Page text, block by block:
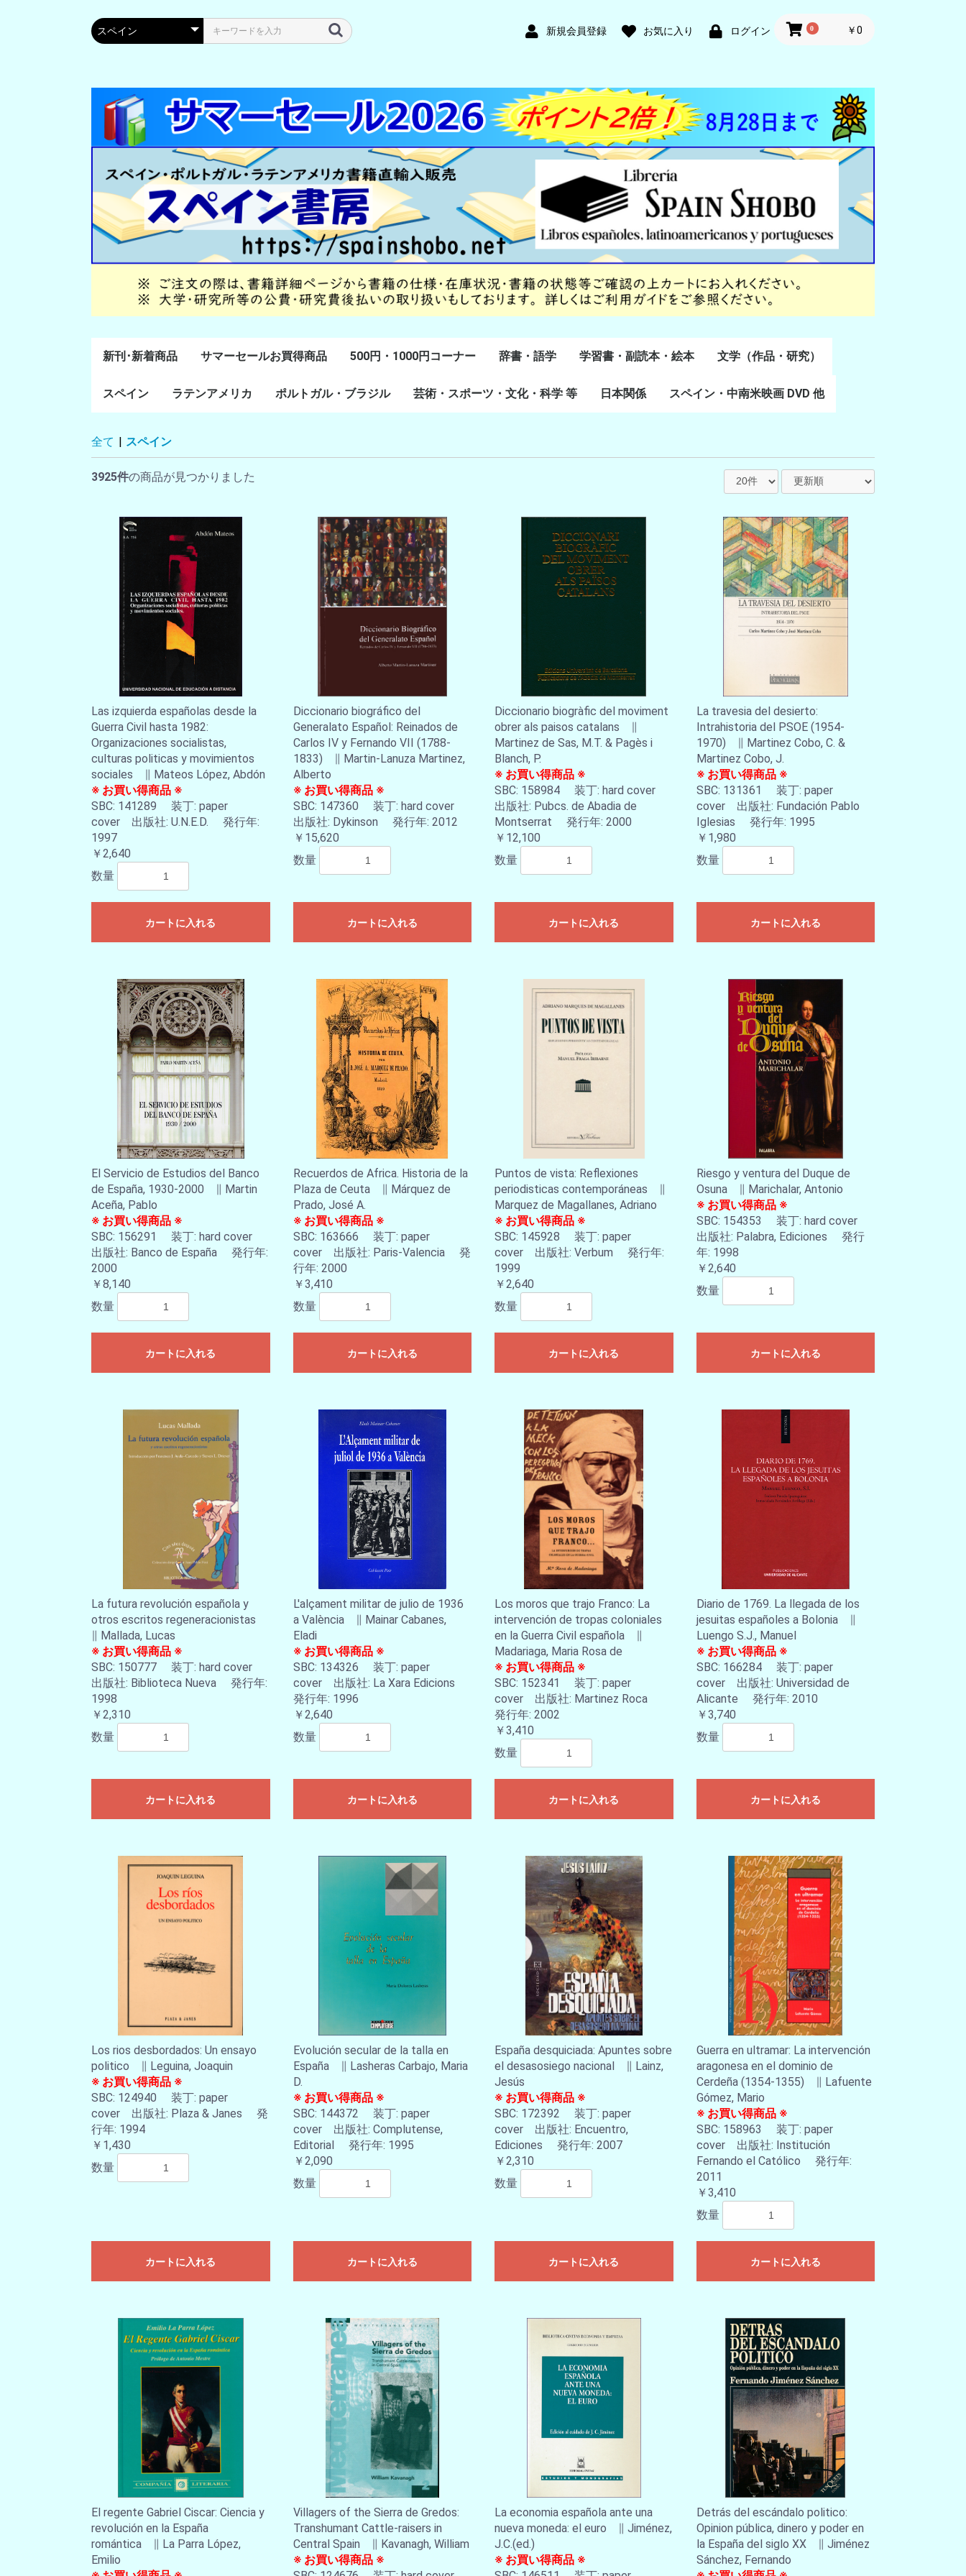
新規会員登録 お気に入り ログイン 0 ￥0
新刊･新着商品 サマーセールお買得商品 500円・1000円コーナー 辞書・語学
スペイン語
ポルトガル語
Lenguas Ibericas
Lenguas Indigenas
スペインの教科書
その他
学習書・副読本・絵本
学習教材
副読本教材
絵本・児童書
文学（作品・研究）
スペイン語文学
ポルトガル語文学
カタルーニャ文学
バスク文学
その他
スペイン
前半
ラテンアメリカ ポルトガル・ブラジル 芸術・スポーツ・文化・科学 等 日本関係 スペイン・中南米映画 DVD 他
全て | スペイン
3925件の商品が見つかりました
Las izquierda españolas desde la
Guerra Civil hasta 1982:
Organizaciones socialistas,
culturas politicas y movimientos
sociales ∥ Mateos López, Abdón
※ お買い得商品 ※
SBC: 141289 装丁: paper
cover 出版社: U.N.E.D. 発行年:
1997
￥2,640
数量
カートに入れる
Diccionario biográfico del
Generalato Español: Reinados de
Carlos IV y Fernando VII (1788-
1833) ∥ Martin-Lanuza Martinez,
Alberto
※ お買い得商品 ※
SBC: 147360 装丁: hard cover
出版社: Dykinson 発行年: 2012
￥15,620
数量
カートに入れる
Diccionario biogràfic del moviment
obrer als paisos catalans ∥
Martinez de Sas, M.T. & Pagès i
Blanch, P.
※ お買い得商品 ※
SBC: 158984 装丁: hard cover
出版社: Pubcs. de Abadia de
Montserrat 発行年: 2000
￥12,100
数量
カートに入れる
La travesia del desierto:
Intrahistoria del PSOE (1954-
1970) ∥ Martinez Cobo, C. &
Martinez Cobo, J.
※ お買い得商品 ※
SBC: 131361 装丁: paper
cover 出版社: Fundación Pablo
Iglesias 発行年: 1995
￥1,980
数量
カートに入れる
El Servicio de Estudios del Banco
de España, 1930-2000 ∥ Martin
Aceña, Pablo
※ お買い得商品 ※
SBC: 156291 装丁: hard cover
出版社: Banco de España 発行年:
2000
￥8,140
数量
カートに入れる
Recuerdos de Africa. Historia de la
Plaza de Ceuta ∥ Márquez de
Prado, José A.
※ お買い得商品 ※
SBC: 163666 装丁: paper
cover 出版社: Paris-Valencia 発
行年: 2000
￥3,410
数量
カートに入れる
Puntos de vista: Reflexiones
periodisticas contemporáneas ∥
Marquez de Magallanes, Adriano
※ お買い得商品 ※
SBC: 145928 装丁: paper
cover 出版社: Verbum 発行年:
1999
￥2,640
数量
カートに入れる
Riesgo y ventura del Duque de
Osuna ∥ Marichalar, Antonio
※ お買い得商品 ※
SBC: 154353 装丁: hard cover
出版社: Palabra, Ediciones 発行
年: 1998
￥2,640
数量
カートに入れる
La futura revolución española y
otros escritos regeneracionistas
∥ Mallada, Lucas
※ お買い得商品 ※
SBC: 150777 装丁: hard cover
出版社: Biblioteca Nueva 発行年:
1998
￥2,310
数量
カートに入れる
L'alçament militar de julio de 1936
a València ∥ Mainar Cabanes,
Eladi
※ お買い得商品 ※
SBC: 134326 装丁: paper
cover 出版社: La Xara Edicions
発行年: 1996
￥2,640
数量
カートに入れる
Los moros que trajo Franco: La
intervención de tropas coloniales
en la Guerra Civil española ∥
Madariaga, Maria Rosa de
※ お買い得商品 ※
SBC: 152341 装丁: paper
cover 出版社: Martinez Roca
発行年: 2002
￥3,410
数量
カートに入れる
Diario de 1769. La llegada de los
jesuitas españoles a Bolonia ∥
Luengo S.J., Manuel
※ お買い得商品 ※
SBC: 166284 装丁: paper
cover 出版社: Universidad de
Alicante 発行年: 2010
￥3,740
数量
カートに入れる
Los rios desbordados: Un ensayo
politico ∥ Leguina, Joaquin
※ お買い得商品 ※
SBC: 124940 装丁: paper
cover 出版社: Plaza & Janes 発
行年: 1994
￥1,430
数量
カートに入れる
Evolución secular de la talla en
España ∥ Lasheras Carbajo, Maria
D.
※ お買い得商品 ※
SBC: 144372 装丁: paper
cover 出版社: Complutense,
Editorial 発行年: 1995
￥2,090
数量
カートに入れる
España desquiciada: Apuntes sobre
el desasosiego nacional ∥ Lainz,
Jesús
※ お買い得商品 ※
SBC: 172392 装丁: paper
cover 出版社: Encuentro,
Ediciones 発行年: 2007
￥2,310
数量
カートに入れる
Guerra en ultramar: La intervención
aragonesa en el dominio de
Cerdeña (1354-1355) ∥ Lafuente
Gómez, Mario
※ お買い得商品 ※
SBC: 158963 装丁: paper
cover 出版社: Institución
Fernando el Católico 発行年:
2011
￥3,410
数量
カートに入れる
El regente Gabriel Ciscar: Ciencia y
revolución en la España
romántica ∥ La Parra López,
Emilio
Villagers of the Sierra de Gredos:
Transhumant Cattle-raisers in
Central Spain ∥ Kavanagh, William
※ お買い得商品 ※
La economia española ante una
nueva moneda: el euro ∥ Jiménez,
J.C.(ed.)
※ お買い得商品 ※
Detrás del escándalo politico:
Opinion pública, dinero y poder en
la España del siglo XX ∥ Jiménez
Sánchez, Fernando
お買い物を続ける カートへ進む